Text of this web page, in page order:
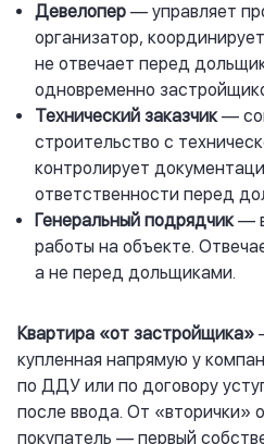
Девелопер — управляет
организатор,
не отвечает перед
одновременно
Технический заказчик—
строительство с
контролирует
ответственности перед
Генеральный подрядчик—
работы на объекте.
а не перед дольщиками.
Квартира «от застройщика»
купленная напрямую у
по ДДУ или по договору
после ввода. От «вторички»
покупатель — первый